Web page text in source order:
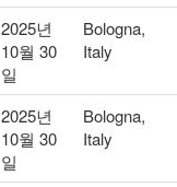
2025년
10월 30
일
Bologna,
Italy
2025년
10월 30
일
Bologna,
Italy